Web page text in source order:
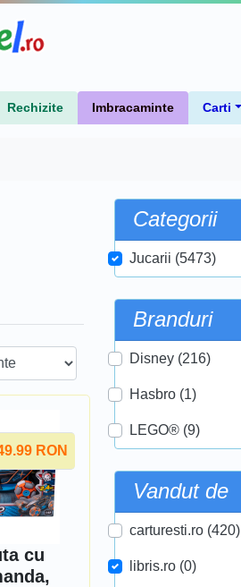
Rechizite Imbracaminte Carti
RON
cu
Categorii
Jucarii (5473)
Branduri
Disney (216)
Hasbro (1)
LEGO® (9)
Vandut de
carturesti.ro (420)
libris.ro (0)